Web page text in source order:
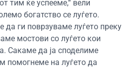
тим ќе успееме,“ вели
богатство се луѓето.
ги поврзуваме луѓето преку
мостови со луѓето кои
Сакаме да ја споделиме
помогнеме на луѓето да